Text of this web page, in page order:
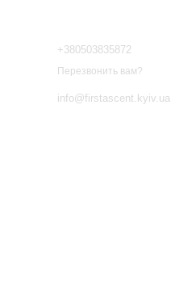
+380503835872
Перезвонить вам?
info@firstascent.kyiv.ua